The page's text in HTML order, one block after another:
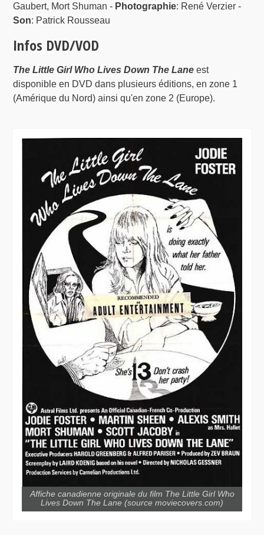
Gaubert, Mort Shuman - Photographie: René Verzier -
Son: Patrick Rousseau
Infos DVD/VOD
The Little Girl Who Lives Down The Lane est
disponible en DVD dans plusieurs éditions, en zone 1
(Amérique du Nord) ainsi qu'en zone 2 (Europe).
Affiche canadienne originale du film The Little Girl Who
Lives Down The Lane (source moviecovers.com)